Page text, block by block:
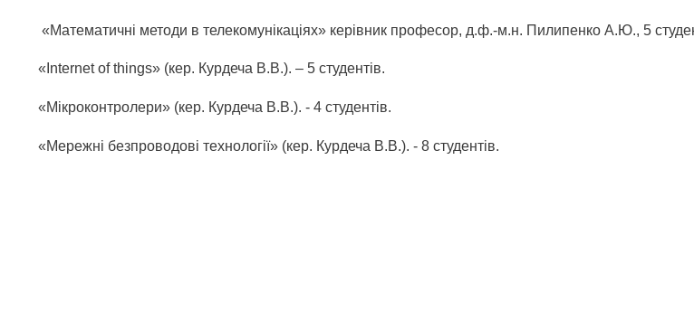
«Математичні методи в телекомунікаціях» керівник професор, д.ф.-м.н. Пилипенко А.Ю., 5
«Internet of things» (кер. Курдеча В.В.). – 5 студентів.
«Мікроконтролери» (кер. Курдеча В.В.). - 4 студентів.
«Мережні безпроводові технології» (кер. Курдеча В.В.). - 8 студентів.